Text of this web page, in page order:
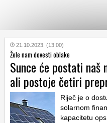
KATEGORIJE
HRVATSKI
WEB
21.10.2023. (13:00)
Žele nam dovesti oblake
Sunce će postati naš
ali postoje četiri
Riječ je o
solarnom
kapacitetu